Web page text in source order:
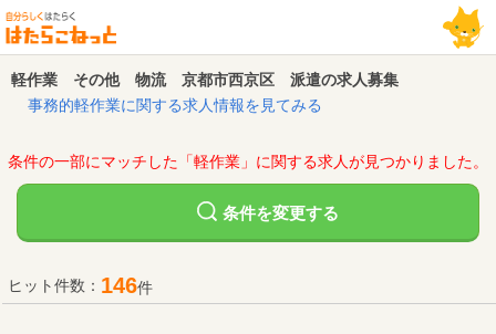
軽作業 その他 物流 京都市西京区 派遣の求人募集
事務的軽作業に関する求人情報を見てみる
条件の一部にマッチした「軽作業」に関する求人が見つかりました。
条件を変更する
ヒット件数： 146件